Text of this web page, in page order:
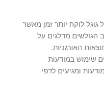
גוגל לוקח יותר זמן מאשר
הגולשים מדלגים על
האורגניות.
מינוס 20% עושים שימוש במודעות
על המודעות ומגיעים לדפי